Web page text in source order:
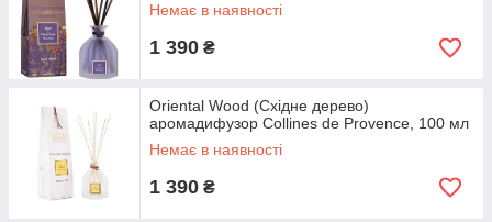
Немає в наявності
1 390 ₴
Oriental Wood (Східне дерево)
аромадифузор Collines de Provence, 100 мл
Немає в наявності
1 390 ₴